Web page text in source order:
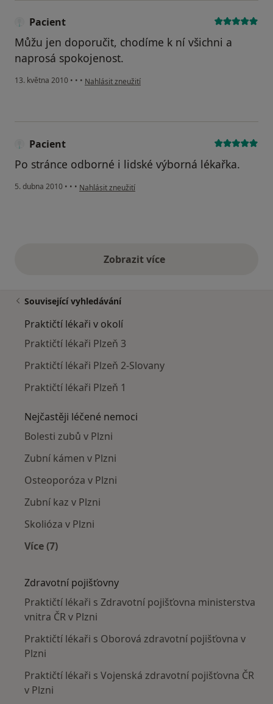
Pacient
Můžu jen doporučit, chodíme k ní všichni a
naprosá spokojenost.
13. května 2010 • • • podle názoru uživatele Pacient
Nahlásit zneužití
Pacient
Po stránce odborné i lidské výborná lékařka.
5. dubna 2010 • • • podle názoru uživatele Pacient
Nahlásit zneužití
Zobrazit vícevýše uvedené názory
Související vyhledávání
Praktičtí lékaři v okolí
Praktičtí lékaři Plzeň 3
Praktičtí lékaři Plzeň 2-Slovany
Praktičtí lékaři Plzeň 1
Nejčastěji léčené nemoci
Bolesti zubů v Plzni
Zubní kámen v Plzni
Osteoporóza v Plzni
Zubní kaz v Plzni
Skolióza v Plzni
Více (7)
Zdravotní pojišťovny
Praktičtí lékaři s Zdravotní pojišťovna ministerstva
vnitra ČR v Plzni
Praktičtí lékaři s Oborová zdravotní pojišťovna v
Plzni
Praktičtí lékaři s Vojenská zdravotní pojišťovna ČR
v Plzni